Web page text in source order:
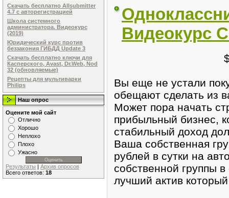
Скачать бесплатно Allsubmitter
4.7 с авторегистрацией
Школа системного
администратора. Видеокурс
(2019)
Юридический курс против
беззакония ГИБДД Update 3
Скачать бесплатно ключи для
Касперского, Avast, Dr.Web, Nod
32 (обновляемые)
Рецепты для мультиварки
Philips
Наш опрос
Оцените мой сайт
Отлично
Хорошо
Неплохо
Плохо
Ужасно
Результаты | Архив опросов
Всего ответов: 18
Видеокурс
Вы еще не устали
обещают сделать из
Может пора начать
прибыльный бизнес,
стабильный доход
Ваша собственная
рублей в сутки на
собственной группы
лучший актив